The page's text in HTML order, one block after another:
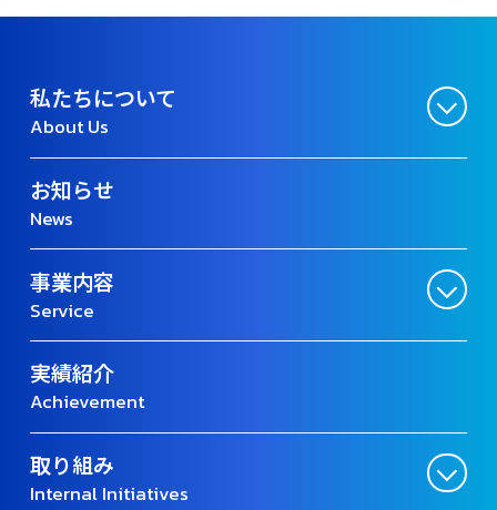
私たちについて
About Us
お知らせ
News
事業内容
Service
実績紹介
Achievement
取り組み
Internal Initiatives